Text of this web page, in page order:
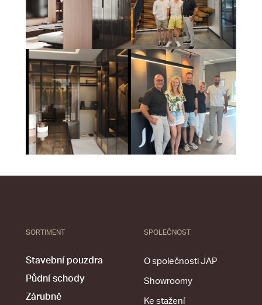
SORTIMENT
Stavební pouzdra
Půdní schody
Zárubně
SPOLEČNOST
O společnosti JAP
Showroomy
Ke stažení